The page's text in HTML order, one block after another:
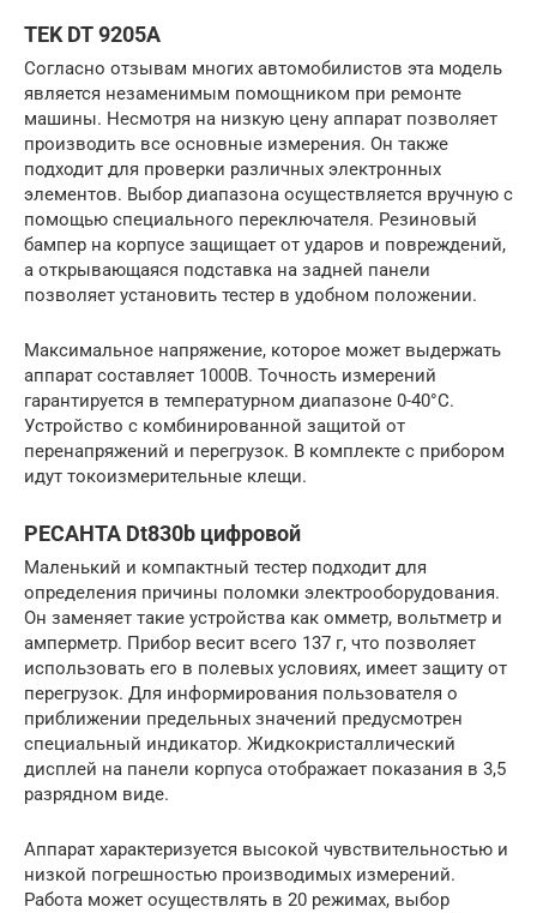
TEK DT 9205A
Согласно отзывам многих автомобилистов эта модель
является незаменимым помощником при ремонте
машины. Несмотря на низкую цену аппарат позволяет
производить все основные измерения. Он также
подходит для проверки различных электронных
элементов. Выбор диапазона осуществляется вручную с
помощью специального переключателя. Резиновый
бампер на корпусе защищает от ударов и повреждений,
а открывающаяся подставка на задней панели
позволяет установить тестер в удобном положении.
Максимальное напряжение, которое может выдержать
аппарат составляет 1000В. Точность измерений
гарантируется в температурном диапазоне 0-40°С.
Устройство с комбинированной защитой от
перенапряжений и перегрузок. В комплекте с прибором
идут токоизмерительные клещи.
РЕСАНТА Dt830b цифровой
Маленький и компактный тестер подходит для
определения причины поломки электрооборудования.
Он заменяет такие устройства как омметр, вольтметр и
амперметр. Прибор весит всего 137 г, что позволяет
использовать его в полевых условиях, имеет защиту от
перегрузок. Для информирования пользователя о
приближении предельных значений предусмотрен
специальный индикатор. Жидкокристаллический
дисплей на панели корпуса отображает показания в 3,5
разрядном виде.
Аппарат характеризуется высокой чувствительностью и
низкой погрешностью производимых измерений.
Работа может осуществлять в 20 режимах, выбор